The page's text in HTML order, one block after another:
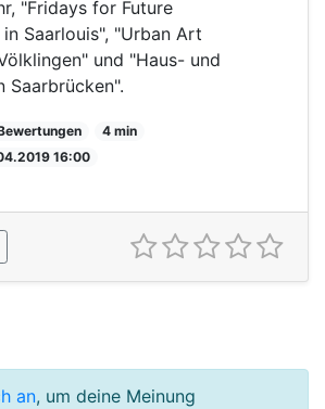
"Fridays for Future
Saarlouis", "Urban Art
und "Haus- und
Saarbrücken".
4 min
16:00
an, um deine Meinung